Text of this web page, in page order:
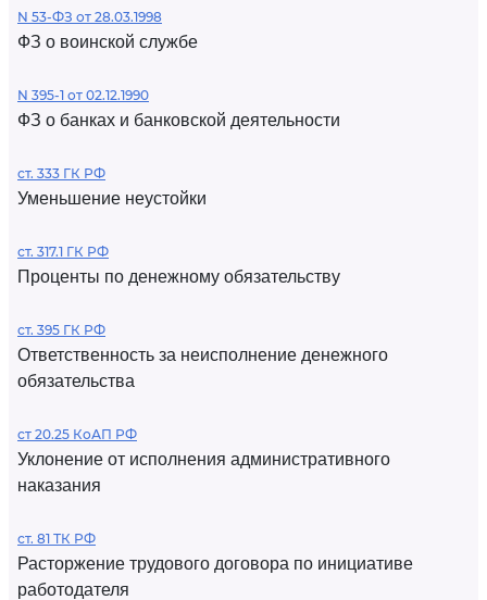
N 53-ФЗ от 28.03.1998
ФЗ о воинской службе
N 395-1 от 02.12.1990
ФЗ о банках и банковской деятельности
ст. 333 ГК РФ
Уменьшение неустойки
ст. 317.1 ГК РФ
Проценты по денежному обязательству
ст. 395 ГК РФ
Ответственность за неисполнение денежного
обязательства
ст 20.25 КоАП РФ
Уклонение от исполнения административного
наказания
ст. 81 ТК РФ
Расторжение трудового договора по инициативе
работодателя